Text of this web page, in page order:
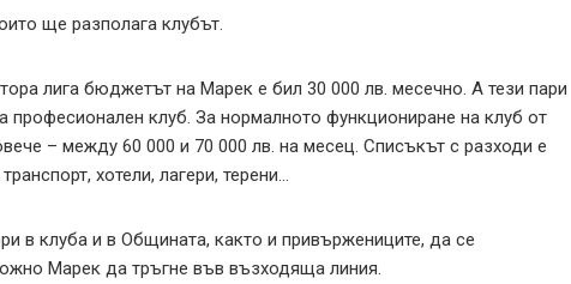
ще разполага клубът.
лига бюджетът на Марек е бил 30 000 лв. месечно. А тези пари
професионален клуб. За нормалното функциониране на клуб от
– между 60 000 и 70 000 лв. на месец. Списъкът с разходи е
хотели, лагери, терени…
в клуба и в Общината, както и привържениците, да се
Марек да тръгне във възходяща линия.